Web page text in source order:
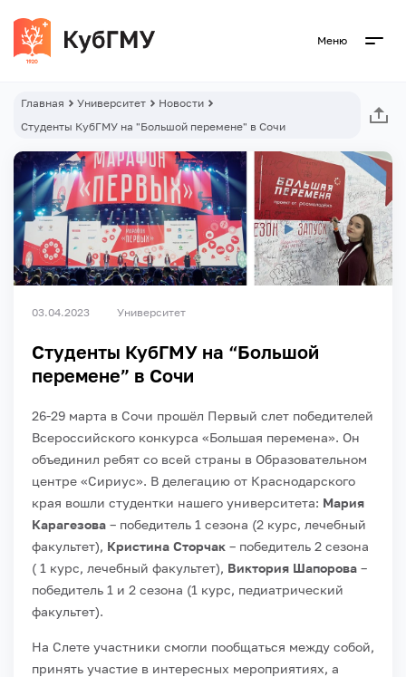
Меню
Главная Университет
Новости
Студенты КубГМУ на "Большой перемене" в Сочи
03.04.2023 Университет
Студенты КубГМУ на “Большой
перемене” в Сочи
26-29 марта в Сочи прошёл Первый слет победителей
Всероссийского конкурса «Большая перемена». Он
объединил ребят со всей страны в Образовательном
центре «Сириус». В делегацию от Краснодарского
края вошли студентки нашего университета: Мария
Карагезова – победитель 1 сезона (2 курс, лечебный
факультет), Кристина Сторчак – победитель 2 сезона
( 1 курс, лечебный факультет), Виктория Шапорова –
победитель 1 и 2 сезона (1 курс, педиатрический
факультет).
На Слете участники смогли пообщаться между собой,
принять участие в интересных мероприятиях, а